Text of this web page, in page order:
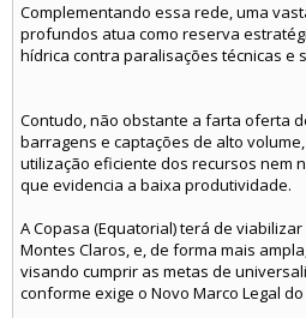
Complementando essa rede, uma
profundos atua como reserva
hídrica contra paralisações técnicas e
Contudo, não obstante a farta oferta
barragens e captações de alto volume,
utilização eficiente dos recursos nem
que evidencia a baixa produtividade.
A Copasa (Equatorial) terá de
Montes Claros, e, de forma mais
visando cumprir as metas de
conforme exige o Novo Marco Legal